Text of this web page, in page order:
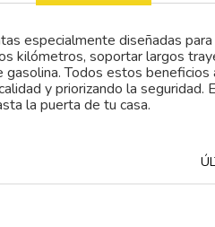
especialmente diseñadas
kilómetros, soportar largos
gasolina. Todos estos
y priorizando la seguridad.
la puerta de tu casa.